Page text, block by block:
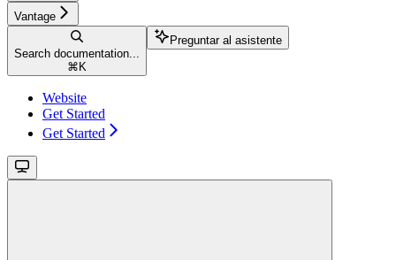
Vantage
Search documentation...
⌘ K
Preguntar al asistente
Website
Get Started
Get Started